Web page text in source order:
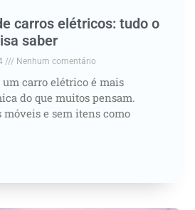
carros elétricos: tudo o
saber
Nenhum comentário
carro elétrico é mais
do que muitos pensam.
móveis e sem itens como